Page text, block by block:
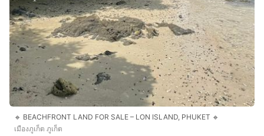
🔹 BEACHFRONT LAND FOR SALE – LON ISLAND, PHUKET 🔹
เมืองภูเก็ต ภูเก็ต